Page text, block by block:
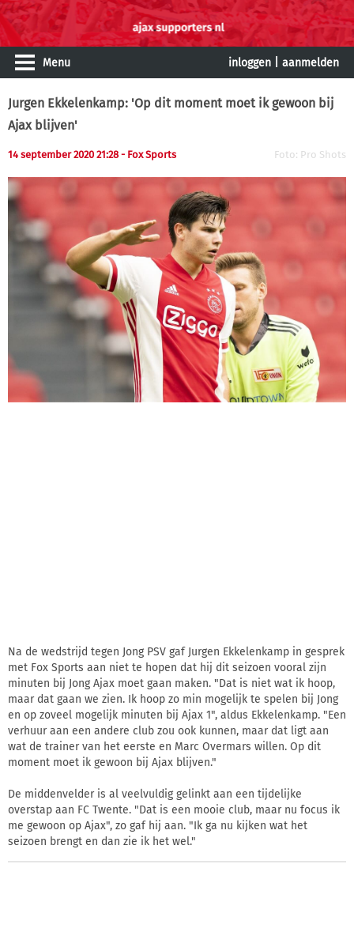
Menu inloggen aanmelden
Jurgen Ekkelenkamp: 'Op dit moment moet ik gewoon bij
Ajax blijven'
14 september 2020 21:28 - Fox Sports Foto: Pro Shots
Na de wedstrijd tegen Jong PSV gaf Jurgen Ekkelenkamp in gesprek
met Fox Sports aan niet te hopen dat hij dit seizoen vooral zijn
minuten bij Jong Ajax moet gaan maken. "Dat is niet wat ik hoop,
maar dat gaan we zien. Ik hoop zo min mogelijk te spelen bij Jong
en op zoveel mogelijk minuten bij Ajax 1", aldus Ekkelenkamp. "Een
verhuur aan een andere club zou ook kunnen, maar dat ligt aan
wat de trainer van het eerste en Marc Overmars willen. Op dit
moment moet ik gewoon bij Ajax blijven."
De middenvelder is al veelvuldig gelinkt aan een tijdelijke
overstap aan FC Twente. "Dat is een mooie club, maar nu focus ik
me gewoon op Ajax", zo gaf hij aan. "Ik ga nu kijken wat het
seizoen brengt en dan zie ik het wel."